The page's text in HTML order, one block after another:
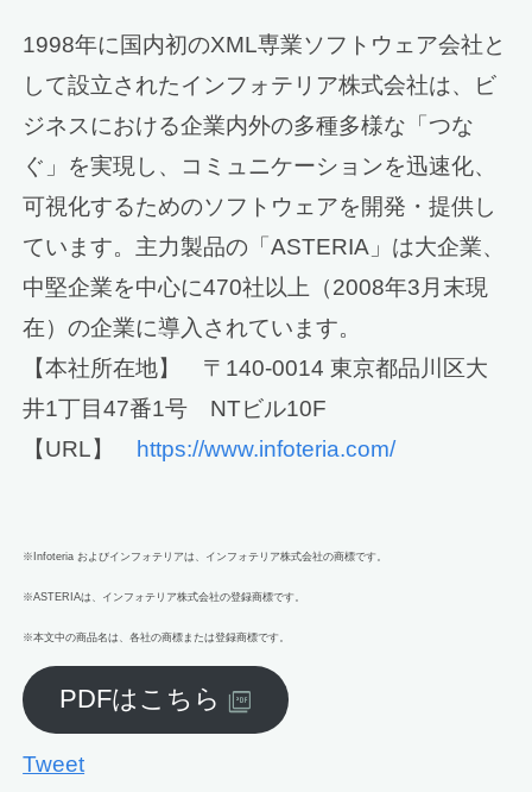
1998年に国内初のXML専業ソフトウェア会社と
して設立されたインフォテリア株式会社は、ビ
ジネスにおける企業内外の多種多様な「つな
ぐ」を実現し、コミュニケーションを迅速化、
可視化するためのソフトウェアを開発・提供し
ています。主力製品の「ASTERIA」は大企業、
中堅企業を中心に470社以上（2008年3月末現
在）の企業に導入されています。
【本社所在地】 〒140-0014 東京都品川区大
井1丁目47番1号 NTビル10F
【URL】
https://www.infoteria.com/
※Infoteria およびインフォテリアは、インフォテリア株式会社の商標です。
※ASTERIAは、インフォテリア株式会社の登録商標です。
※本文中の商品名は、各社の商標または登録商標です。
PDFはこちら
Tweet